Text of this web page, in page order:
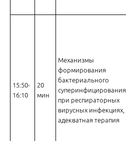
15:50-
16:10
20
мин
Механизмы
формирования
бактериального
суперинфицирования
при респираторных
вирусных инфекциях,
адекватная терапия